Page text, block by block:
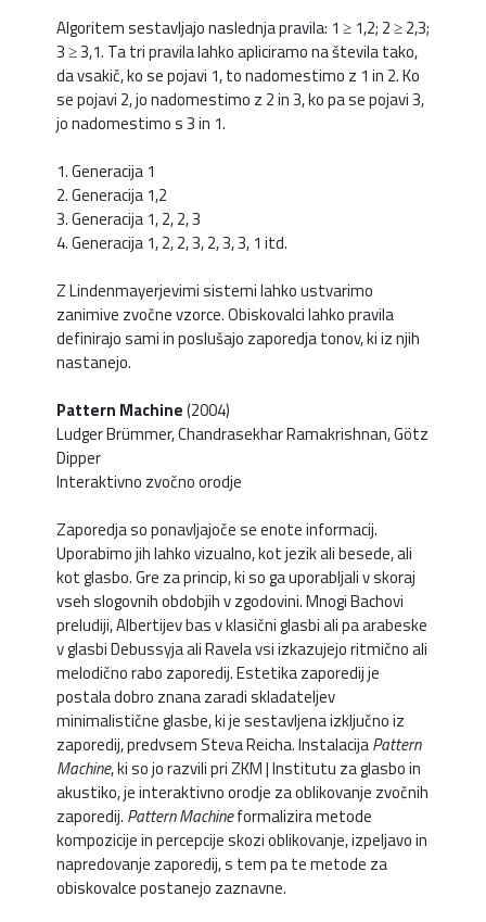
Algoritem sestavljajo naslednja pravila: 1 ≥ 1,2; 2 ≥ 2,3;
3 ≥ 3,1. Ta tri pravila lahko apliciramo na števila tako,
da vsakič, ko se pojavi 1, to nadomestimo z 1 in 2. Ko
se pojavi 2, jo nadomestimo z 2 in 3, ko pa se pojavi 3,
jo nadomestimo s 3 in 1.
1. Generacija 1
2. Generacija 1,2
3. Generacija 1, 2, 2, 3
4. Generacija 1, 2, 2, 3, 2, 3, 3, 1 itd.
Z Lindenmayerjevimi sistemi lahko ustvarimo
zanimive zvočne vzorce. Obiskovalci lahko pravila
definirajo sami in poslušajo zaporedja tonov, ki iz njih
nastanejo.
Pattern Machine(2004)
Ludger Brümmer, Chandrasekhar Ramakrishnan, Götz
Dipper
Interaktivno zvočno orodje
Zaporedja so ponavljajoče se enote informacij.
Uporabimo jih lahko vizualno, kot jezik ali besede, ali
kot glasbo. Gre za princip, ki so ga uporabljali v skoraj
vseh slogovnih obdobjih v zgodovini. Mnogi Bachovi
preludiji, Albertijev bas v klasični glasbi ali pa arabeske
v glasbi Debussyja ali Ravela vsi izkazujejo ritmično ali
melodično rabo zaporedij. Estetika zaporedij je
postala dobro znana zaradi skladateljev
minimalistične glasbe, ki je sestavljena izključno iz
zaporedij, predvsem Steva Reicha. InstalacijaPattern
Machine, ki so jo razvili pri ZKM | Institutu za glasbo in
akustiko, je interaktivno orodje za oblikovanje zvočnih
zaporedij. Pattern Machineformalizira metode
kompozicije in percepcije skozi oblikovanje, izpeljavo in
napredovanje zaporedij, s tem pa te metode za
obiskovalce postanejo zaznavne.